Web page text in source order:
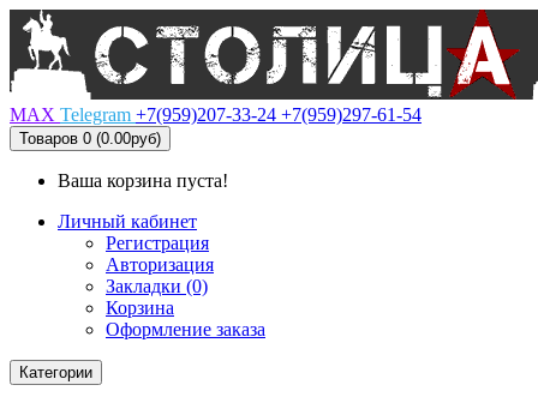
MAX Telegram +7(959)207-33-24 +7(959)297-61-54
Товаров 0 (0.00руб)
Ваша корзина пуста!
Личный кабинет
Регистрация
Авторизация
Закладки (0)
Корзина
Оформление заказа
Категории